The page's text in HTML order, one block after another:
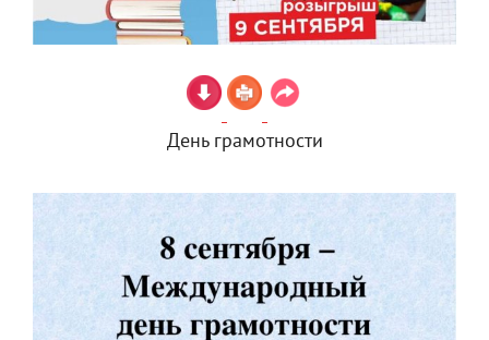
День грамотности